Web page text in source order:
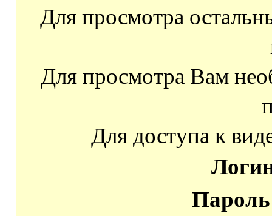
Для просмотра
Для просмотра Вам
Для доступа к
Пароль